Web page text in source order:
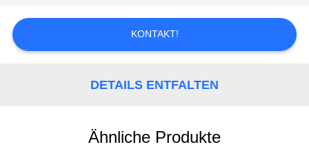
NACHRICHTEN
KONTAKT!
DETAILS ENTFALTEN
Ähnliche Produkte